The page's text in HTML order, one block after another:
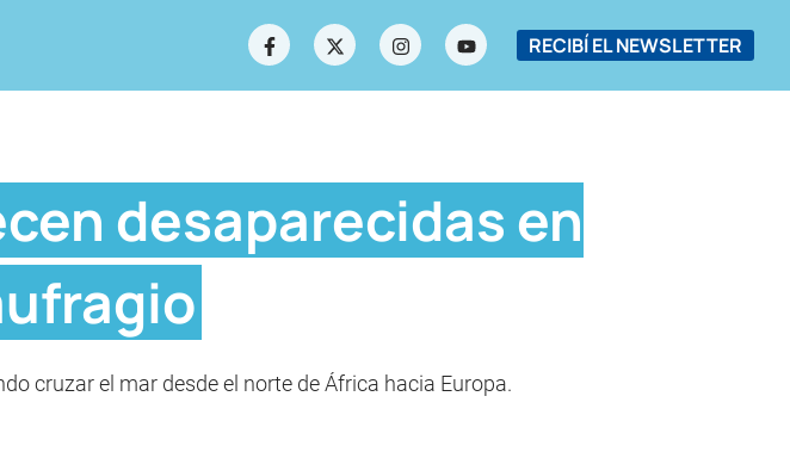
RECIBÍ EL NEWSLETTER
desaparecidas en
cruzar el mar desde el norte de África hacia Europa.